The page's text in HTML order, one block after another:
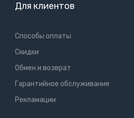
Для клиентов
Способы оплаты
Скидки
Обмен и возврат
Гарантийное обслуживание
Рекламации